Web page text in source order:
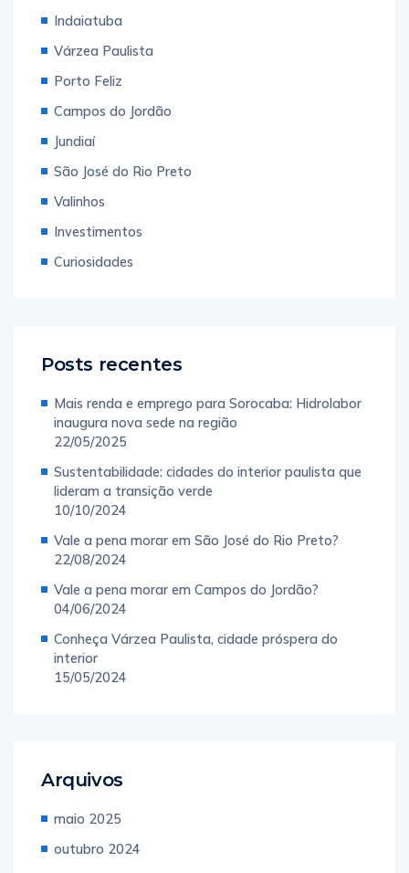
Indaiatuba
Várzea Paulista
Porto Feliz
Campos do Jordão
Jundiaí
São José do Rio Preto
Valinhos
Investimentos
Curiosidades
Posts recentes
Mais renda e emprego para Sorocaba: Hidrolabor
inaugura nova sede na região
22/05/2025
Sustentabilidade: cidades do interior paulista que
lideram a transição verde
10/10/2024
Vale a pena morar em São José do Rio Preto?
22/08/2024
Vale a pena morar em Campos do Jordão?
04/06/2024
Conheça Várzea Paulista, cidade próspera do
interior
15/05/2024
Arquivos
maio 2025
outubro 2024